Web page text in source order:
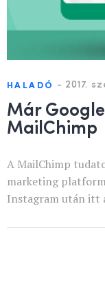
HALADÓ - 2017.
Már
MailChimp
A MailChimp
marketing
Instagram után itt